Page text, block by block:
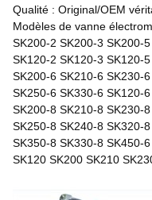
Qualité : Original/OEM
Modèles de vanne
SK200-2 SK200-3 SK200-
SK120-2 SK120-3 SK120-
SK200-6 SK210-6 SK230-
SK250-6 SK330-6 SK120-
SK200-8 SK210-8 SK230-
SK250-8 SK240-8 SK320-
SK350-8 SK330-8 SK450-
SK120 SK200 SK210